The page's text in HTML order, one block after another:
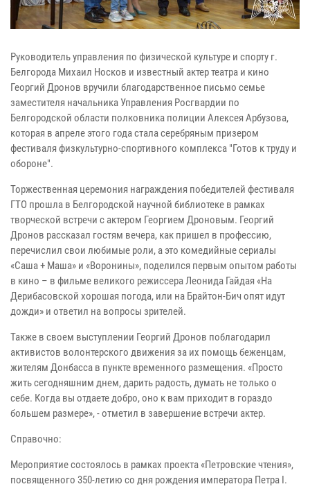
Руководитель управления по физической культуре и спорту г.
Белгорода Михаил Носков и известный актер театра и кино
Георгий Дронов вручили благодарственное письмо семье
заместителя начальника Управления Росгвардии по
Белгородской области полковника полиции Алексея Арбузова,
которая в апреле этого года стала серебряным призером
фестиваля физкультурно-спортивного комплекса "Готов к труду и
обороне".
Торжественная церемония награждения победителей фестиваля
ГТО прошла в Белгородской научной библиотеке в рамках
творческой встречи с актером Георгием Дроновым. Георгий
Дронов рассказал гостям вечера, как пришел в профессию,
перечислил свои любимые роли, а это комедийные сериалы
«Саша + Маша» и «Воронины», поделился первым опытом работы
в кино – в фильме великого режиссера Леонида Гайдая «На
Дерибасовской хорошая погода, или на Брайтон-Бич опят идут
дожди» и ответил на вопросы зрителей.
Также в своем выступлении Георгий Дронов поблагодарил
активистов волонтерского движения за их помощь беженцам,
жителям Донбасса в пункте временного размещения. «Просто
жить сегодняшним днем, дарить радость, думать не только о
себе. Когда вы отдаете добро, оно к вам приходит в гораздо
большем размере», - отметил в завершение встречи актер.
Справочно:
Мероприятие состоялось в рамках проекта «Петровские чтения»,
посвященного 350-летию со дня рождения императора Петра I.